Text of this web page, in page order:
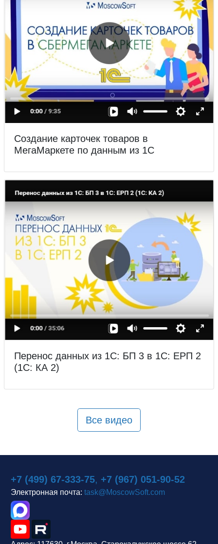
Создание карточек товаров в
МегаМаркете по данным из 1С
Перенос данных из 1С: БП 3 в 1С: ЕРП 2
(1С: КА 2)
Все видео
+7 (499) 67-333-75, +7 (967) 051-90-52
Электронная почта: task@MoscowSoft.com